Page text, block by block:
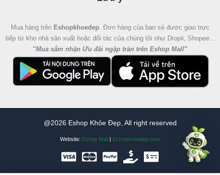
Mua hàng trên Eshopkhoedep. Đơn hàng của bạn sẻ được giao trực
tiếp từ kho nhà sản xuất hoặc đối tác của chúng tôi như Dropii, Shopee...
"Mua sắm nhận Ưu đãi ngập tràn trên Eshop Mall"
@2026 Eshop Khỏe Đẹp, All right reserved
Website: Eshop Mall Eshopkhoedep.com